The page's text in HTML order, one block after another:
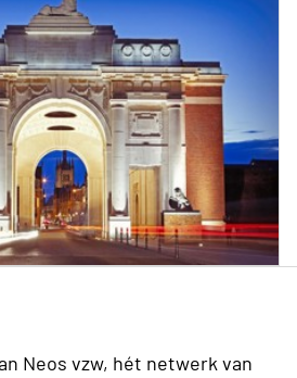
Neos vzw, hét netwerk van